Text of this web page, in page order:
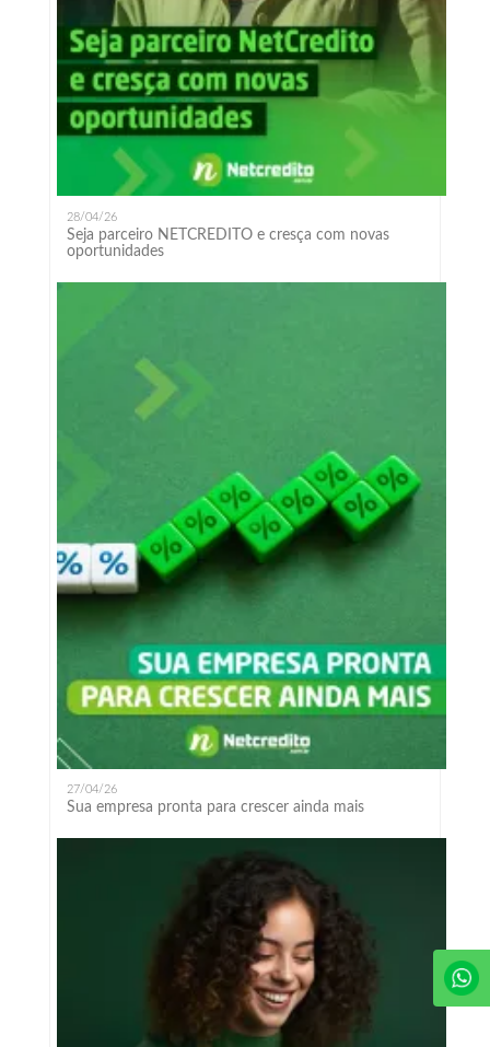
28/04/26
Seja parceiro NETCREDITO e cresça com novas
oportunidades
27/04/26
Sua empresa pronta para crescer ainda mais